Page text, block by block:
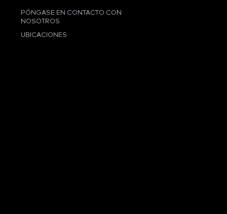
PÓNGASE EN CONTACTO CON
NOSOTROS
UBICACIONES